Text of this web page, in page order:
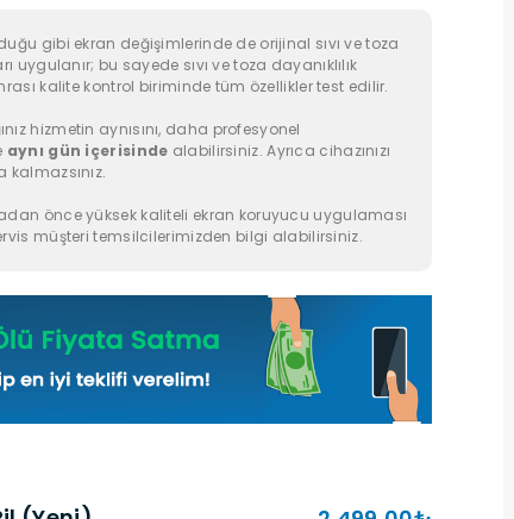
gibi ekran değişimlerinde de orijinal sıvı ve toza
uygulanır; bu sayede sıvı ve toza dayanıklılık
kalite kontrol biriminde tüm özellikler test edilir.
hizmetin aynısını, daha profesyonel
aynı gün içerisinde alabilirsiniz. Ayrıca cihazınızı
kalmazsınız.
önce yüksek kaliteli ekran koruyucu uygulaması
müşteri temsilcilerimizden bilgi alabilirsiniz.